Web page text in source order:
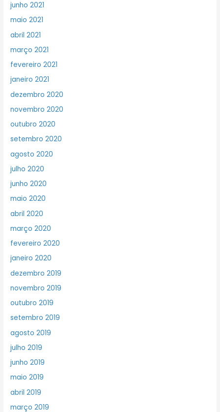
junho 2021
maio 2021
abril 2021
março 2021
fevereiro 2021
janeiro 2021
dezembro 2020
novembro 2020
outubro 2020
setembro 2020
agosto 2020
julho 2020
junho 2020
maio 2020
abril 2020
março 2020
fevereiro 2020
janeiro 2020
dezembro 2019
novembro 2019
outubro 2019
setembro 2019
agosto 2019
julho 2019
junho 2019
maio 2019
abril 2019
março 2019